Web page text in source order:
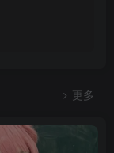
更多